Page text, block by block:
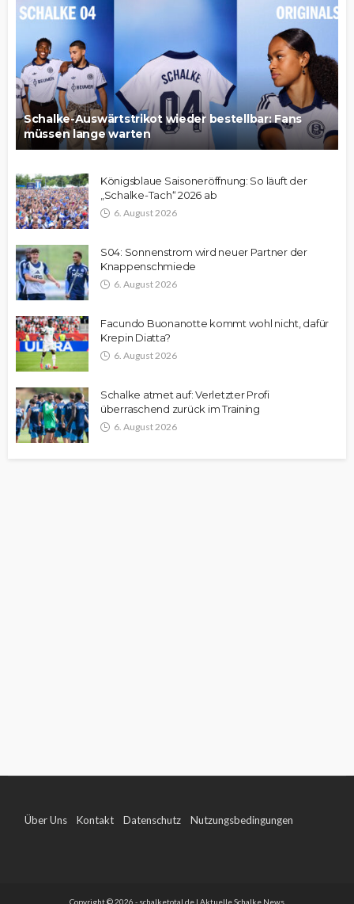
Schalke-Auswärtstrikot wieder bestellbar: Fans
müssen lange warten
Königsblaue Saisoneröffnung: So läuft der
„Schalke-Tach“ 2026 ab
6. August 2026
S04: Sonnenstrom wird neuer Partner der
Knappenschmiede
6. August 2026
Facundo Buonanotte kommt wohl nicht, dafür
Krepin Diatta?
6. August 2026
Schalke atmet auf: Verletzter Profi
überraschend zurück im Training
6. August 2026
Über Uns Kontakt Datenschutz Nutzungsbedingungen
Copyright © 2026 - schalketotal.de | Aktuelle Schalke News